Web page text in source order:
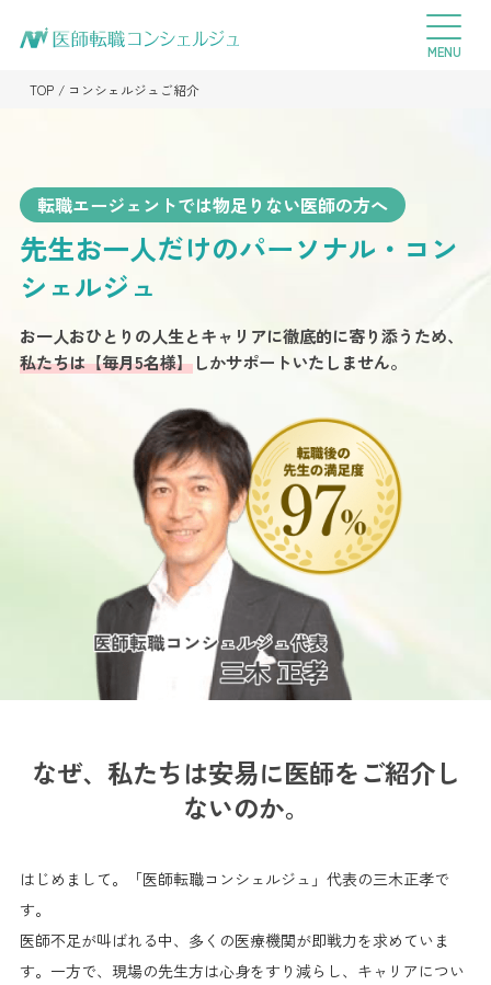
TOP コンシェルジュご紹介
転職エージェントでは物足りない医師の方へ
先生お一人だけのパーソナル・コン
シェルジュ
お一人おひとりの人生とキャリアに徹底的に寄り添うため、
私たちは【毎月5名様】しかサポートいたしません。
なぜ、私たちは安易に医師をご紹介し
ないのか。
はじめまして。「医師転職コンシェルジュ」代表の三木正孝で
す。
医師不足が叫ばれる中、多くの医療機関が即戦力を求めていま
す。一方で、現場の先生方は心身をすり減らし、キャリアについ